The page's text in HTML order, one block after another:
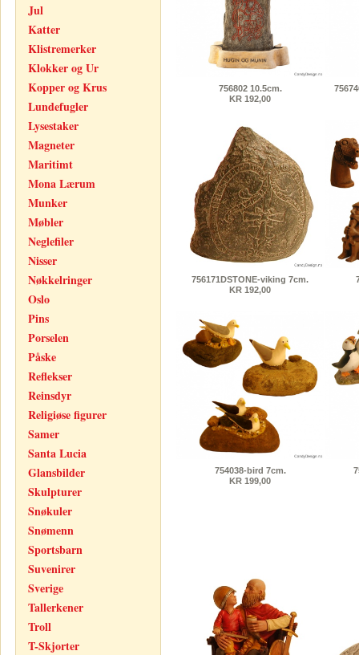
Jul
Katter
Klistremerker
Klokker og Ur
Kopper og Krus
Lundefugler
Lysestaker
Magneter
Maritimt
Mona Lærum
Munker
Møbler
Neglefiler
Nisser
Nøkkelringer
Oslo
Pins
Porselen
Påske
Reflekser
Reinsdyr
Religiøse figurer
Samer
Santa Lucia
Glansbilder
Skulpturer
Snøkuler
Snømenn
Sportsbarn
Suvenirer
Sverige
Tallerkener
Troll
T-Skjorter
756802 10.5cm.
KR 192,00
756171DSTONE-viking 7cm.
KR 192,00
754038-bird 7cm.
KR 199,00